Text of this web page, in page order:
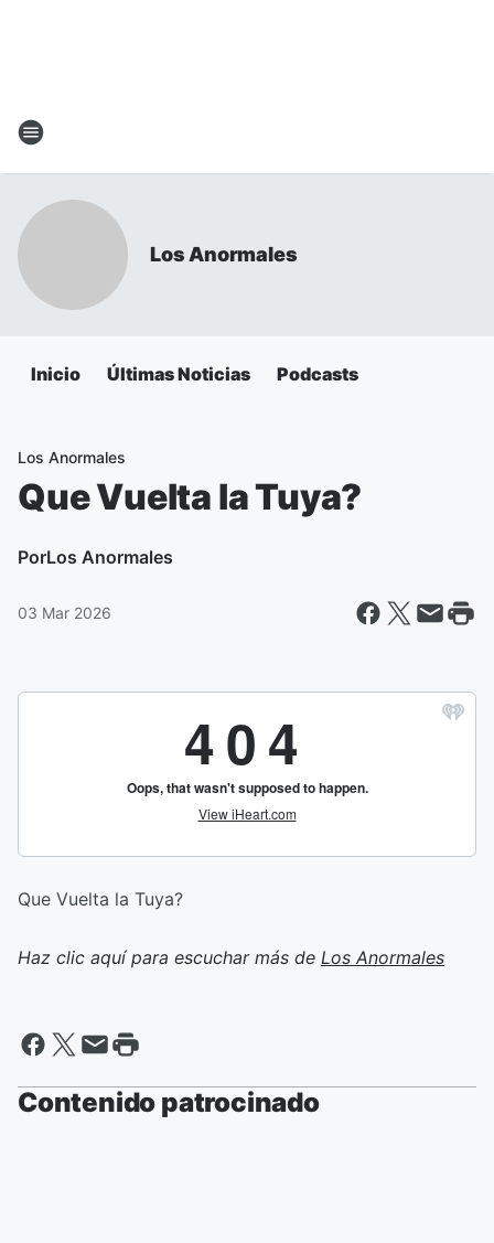
Los Anormales
Inicio Últimas Noticias Podcasts
Los Anormales
Que Vuelta la Tuya?
PorLos Anormales
03 Mar 2026
Que Vuelta la Tuya?
Haz clic aquí para escuchar más de Los Anormales
Contenido patrocinado